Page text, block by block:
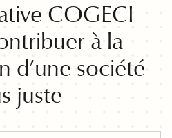
COGECI
à la
d’une société
juste